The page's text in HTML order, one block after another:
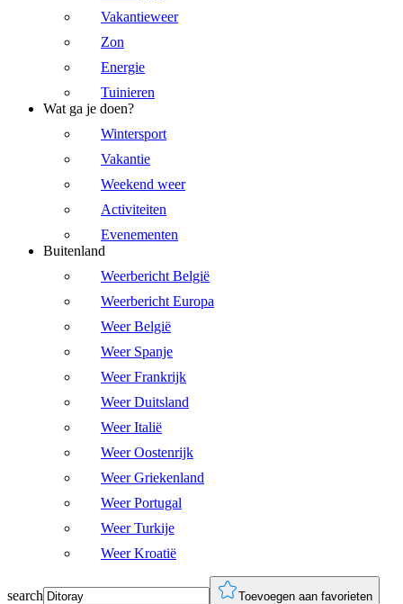
Vakantieweer
Zon
Energie
Tuinieren
Wat ga je doen?
Wintersport
Vakantie
Weekend weer
Activiteiten
Evenementen
Buitenland
Weerbericht België
Weerbericht Europa
Weer België
Weer Spanje
Weer Frankrijk
Weer Duitsland
Weer Italië
Weer Oostenrijk
Weer Griekenland
Weer Portugal
Weer Turkije
Weer Kroatië
search Toevoegen aan favorieten